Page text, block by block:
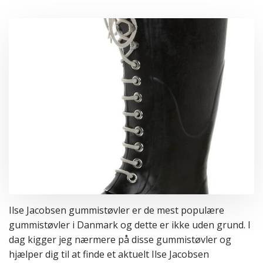
Ilse Jacobsen gummistøvler er de mest populære
gummistøvler i Danmark og dette er ikke uden grund. I
dag kigger jeg nærmere på disse gummistøvler og
hjælper dig til at finde et aktuelt Ilse Jacobsen